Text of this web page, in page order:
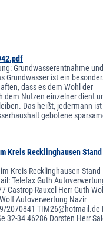
Grundwasserentnahme
Grundwasser ist ein
dass es dem Wohl der
dem Nutzen einzelner dient
Das heißt, jedermann ist
gebotene
Kreis Recklinghausen Stand
Kreis Recklinghausen Stand
Telefax Guth
Castrop-Rauxel Herr Guth
Autoverwertung Nazir
2070841 TIM26@hotmail.de
32-34 46286 Dorsten Herr